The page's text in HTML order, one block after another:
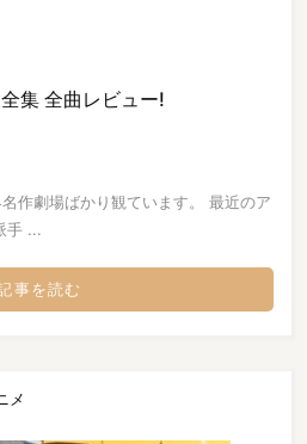
集 全曲レビュー!
作劇場ばかり観ています。 最近のア
手 ...
事を読む
メ